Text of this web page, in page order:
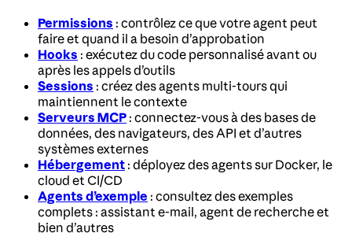
Permissions : contrôlez ce que votre agent peut
faire et quand il a besoin d’approbation
Hooks : exécutez du code personnalisé avant ou
après les appels d’outils
Sessions : créez des agents multi-tours qui
maintiennent le contexte
Serveurs MCP : connectez-vous à des bases de
données, des navigateurs, des API et d’autres
systèmes externes
Hébergement : déployez des agents sur Docker, le
cloud et CI/CD
Agents d’exemple : consultez des exemples
complets : assistant e-mail, agent de recherche et
bien d’autres